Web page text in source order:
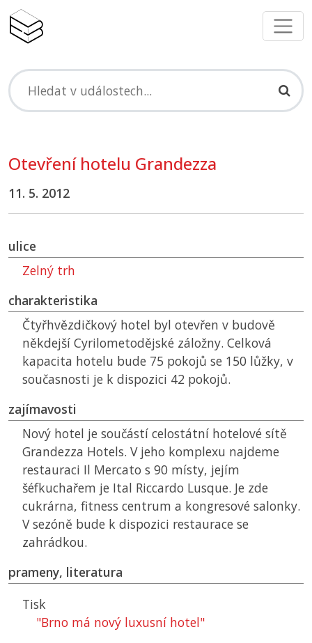
Otevření hotelu Grandezza
11. 5. 2012
ulice
Zelný trh
charakteristika
Čtyřhvězdičkový hotel byl otevřen v budově
někdejší Cyrilometodějské záložny. Celková
kapacita hotelu bude 75 pokojů se 150 lůžky, v
současnosti je k dispozici 42 pokojů.
zajímavosti
Nový hotel je součástí celostátní hotelové sítě
Grandezza Hotels. V jeho komplexu najdeme
restauraci Il Mercato s 90 místy, jejím
šéfkuchařem je Ital Riccardo Lusque. Je zde
cukrárna, fitness centrum a kongresové salonky.
V sezóně bude k dispozici restaurace se
zahrádkou.
prameny, literatura
Tisk
"Brno má nový luxusní hotel"